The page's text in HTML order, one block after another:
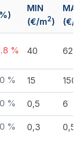
MIN
(€/m2)
(€/
% 40 620
% 15 150
% 0,5 6
% 0,3 0,5